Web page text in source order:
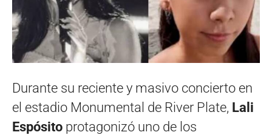
Durante su reciente y masivo concierto en
el estadio Monumental de River Plate, Lali
Espósito protagonizó uno de los